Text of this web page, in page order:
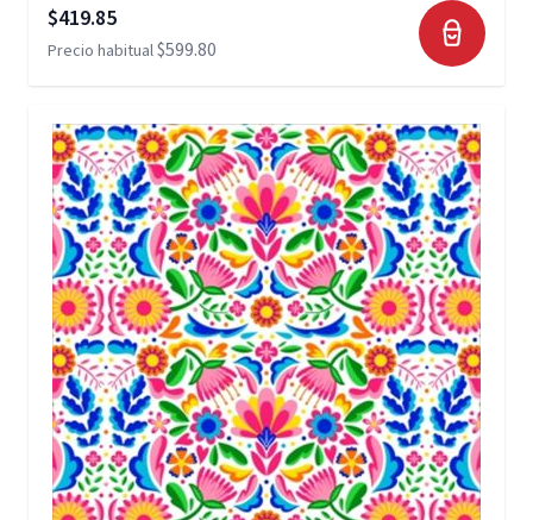
Precio especial
$419.85
Precio habitual$599.80